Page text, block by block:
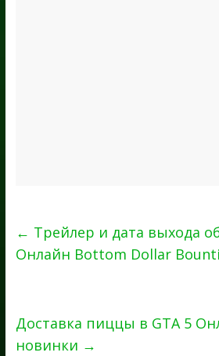
← Трейлер и дата выхода
Онлайн Bottom Dollar
Доставка пиццы в GTA 5
новинки →